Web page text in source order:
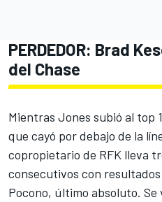
PERDEDOR: Brad
del Chase
Mientras Jones subió al top
que cayó por debajo de la
copropietario de RFK lleva
consecutivos con resultados
Pocono, último absoluto.